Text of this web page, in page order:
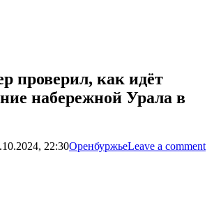
проверил, как идёт
набережной Урала в
22:30ОренбуржьеLeave a comment